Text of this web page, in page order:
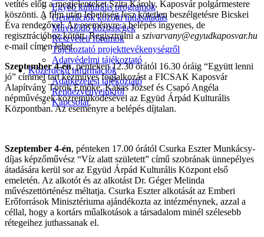
Egyéb kulturális programok
Generációk közötti tudásátadás
Művelődő közösségek
Részvételi fórumok
Tájékoztató projekttevékenységről
Adatvédelmi tájékoztató
Közérdekű információk
Adatkezelési tájékoztató
Rendezvényeinkről
Kapcsolat
vetítés előtt a megjelenteket Szita Károly, Kaposvár polgármestere
köszönti. A film után lehetőség lesz kötetlen beszélgetésre Bicskei
Éva rendezővel. Az eseményre a belépés ingyenes, de
regisztrációhoz kötött. Regisztrálni a szivarvany@egyudkaposvar.hu
e-mail címen lehet.
Szeptember 4-én, pénteken 12.30 órától 16.30 óráig “Együtt lenni
jó” címmel tart kézműves foglalkozást a FICSAK Kaposvár
Alapítvány Török Emőke, Kakas József és Csapó Angéla
népművészek közreműködésével az Együd Árpád Kulturális
Központban. Az eseményre a belépés díjtalan.
Szeptember 4-én, pénteken 17.00 órától Csurka Eszter Munkácsy-
díjas képzőművész “Víz alatt született” című szobrának ünnepélyes
átadására kerül sor az Együd Árpád Kulturális Központ első
emeletén. Az alkotót és az alkotást Dr. Géger Melinda
művészettörténész méltatja. Csurka Eszter alkotását az Emberi
Erőforrások Minisztériuma ajándékozta az intézménynek, azzal a
céllal, hogy a kortárs műalkotások a társadalom minél szélesebb
rétegeihez juthassanak el.